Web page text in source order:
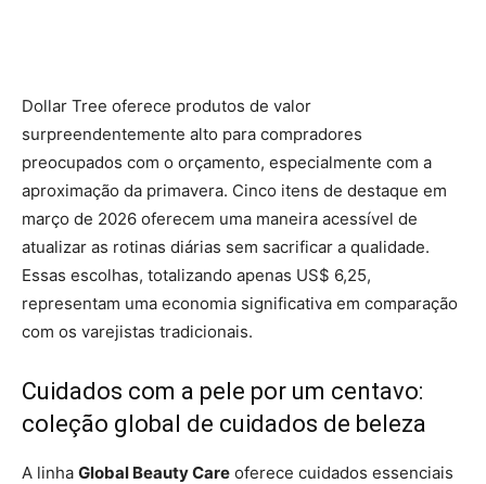
Dollar Tree oferece produtos de valor
surpreendentemente alto para compradores
preocupados com o orçamento, especialmente com a
aproximação da primavera. Cinco itens de destaque em
março de 2026 oferecem uma maneira acessível de
atualizar as rotinas diárias sem sacrificar a qualidade.
Essas escolhas, totalizando apenas US$ 6,25,
representam uma economia significativa em comparação
com os varejistas tradicionais.
Cuidados com a pele por um centavo:
coleção global de cuidados de beleza
A linha Global Beauty Care oferece cuidados essenciais